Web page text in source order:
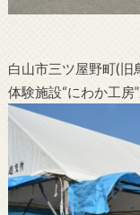
白山市三ツ屋野町(旧
体験施設“にわか工房